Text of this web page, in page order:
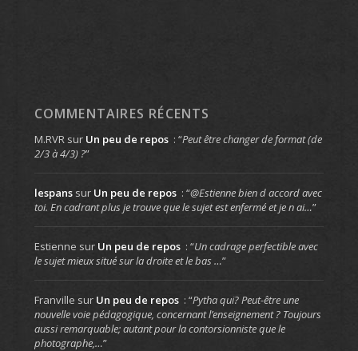
COMMENTAIRES RÉCENTS
M.RVRsur Un peu de repos : “Peut être changer de format (de
2/3 à 4/3) ?”
lespanssur Un peu de repos : “@Estienne bien d accord avec
toi. En cadrant plus je trouve que le sujet est enfermé et je n ai…”
Estienne sur Un peu de repos : “Un cadrage perfectible avec
le sujet mieux situé sur la droite et le bas …”
Franville sur Un peu de repos : “Pytha qui? Peut-être une
nouvelle voie pédagogique, concernant l’enseignement ? Toujours
aussi remarquable; autant pour la contorsionniste que le
photographe,…”